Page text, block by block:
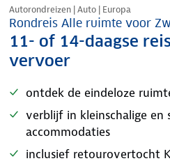
Autorondreizen | Auto | Europa
Rondreis Alle ruimte voor
11- of 14-daagse
vervoer
ontdek de eindeloze
verblijf in kleinschalige en
accommodaties
inclusief retourovertocht